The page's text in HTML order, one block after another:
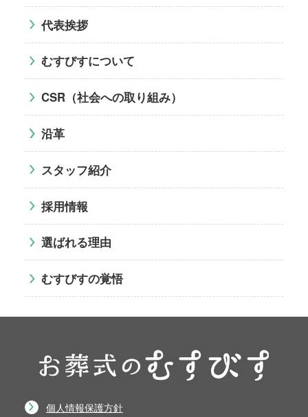
代表挨拶
むすびすについて
CSR（社会への取り組み）
沿革
スタッフ紹介
採用情報
選ばれる理由
むすびすの覚悟
個人情報保護方針